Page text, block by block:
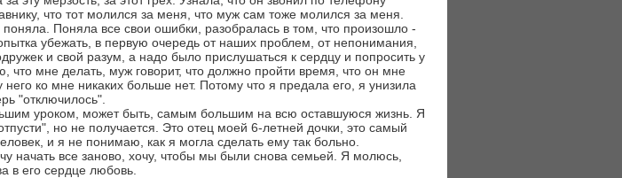
что тот молился за меня, что муж сам тоже молился за меня.
Поняла все свои ошибки, разобралась в том, что произошло -
убежать, в первую очередь от наших проблем, от непонимания,
и свой разум, а надо было прислушаться к сердцу и попросить у
что мне делать, муж говорит, что должно пройти время, что он мне
него ко мне никаких больше нет. Потому что я предала его, я унизила
"отключилось".
уроком, может быть, самым большим на всю оставшуюся жизнь. Я
но не получается. Это отец моей 6-летней дочки, это самый
и я не понимаю, как я могла сделать ему так больно.
начать все заново, хочу, чтобы мы были снова семьей. Я молюсь,
в его сердце любовь.